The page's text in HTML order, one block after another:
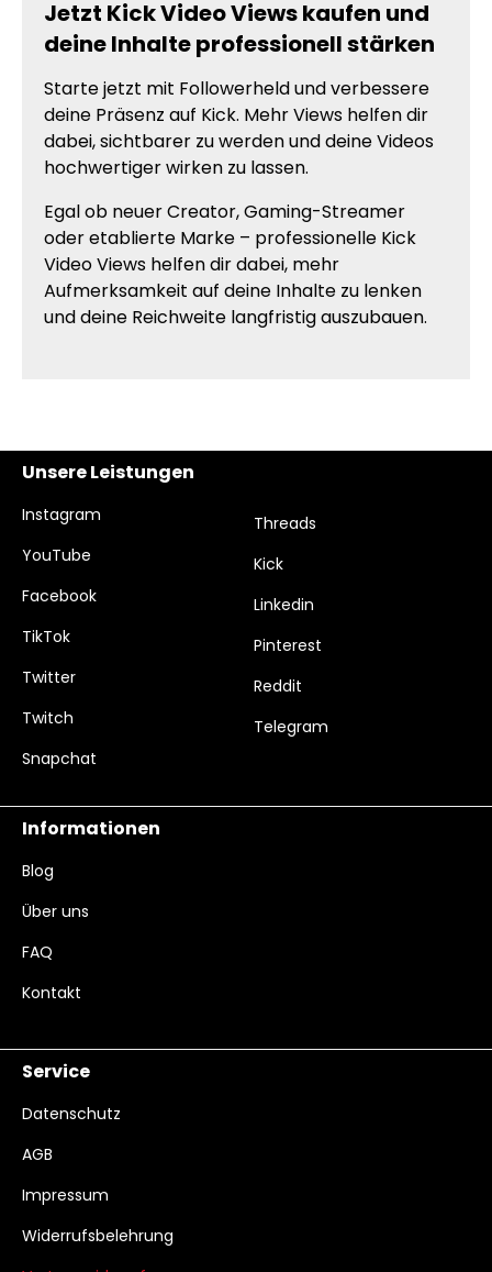
Jetzt Kick Video Views kaufen und
deine Inhalte professionell stärken
Starte jetzt mit Followerheld und verbessere
deine Präsenz auf Kick. Mehr Views helfen dir
dabei, sichtbarer zu werden und deine Videos
hochwertiger wirken zu lassen.
Egal ob neuer Creator, Gaming-Streamer
oder etablierte Marke – professionelle Kick
Video Views helfen dir dabei, mehr
Aufmerksamkeit auf deine Inhalte zu lenken
und deine Reichweite langfristig auszubauen.
Unsere Leistungen
Instagram
YouTube
Facebook
TikTok
Twitter
Twitch
Snapchat
Threads
Kick
Linkedin
Pinterest
Reddit
Telegram
Informationen
Blog
Über uns
FAQ
Kontakt
Service
Datenschutz
AGB
Impressum
Widerrufsbelehrung